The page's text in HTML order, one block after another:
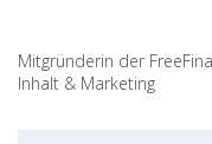
Mitgründerin der
Inhalt & Marketing